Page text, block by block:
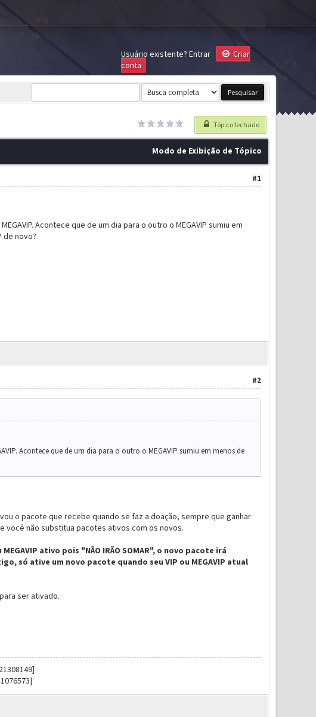
Usuário existente? Entrar
Criar
conta
Tópico fechado
Modo de Exibição de Tópico
#1
Acontece que de um dia para o outro o MEGAVIP sumiu em
de novo?
#2
Acontece que de um dia para o outro o MEGAVIP sumiu em menos de
o pacote que recebe quando se faz a doação, sempre que ganhar
você não substitua pacotes ativos com os novos.
ativo pois "NÃO IRÃO SOMAR", o novo pacote irá
só ative um novo pacote quando seu VIP ou MEGAVIP atual
ser ativado.